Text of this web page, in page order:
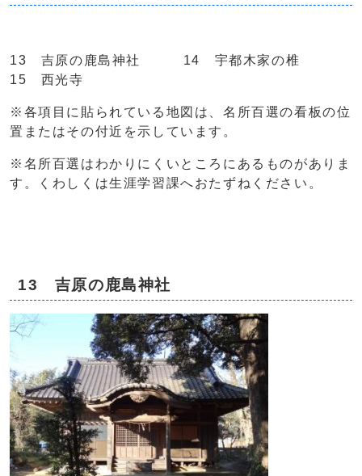
13 吉原の鹿島神社 14 宇都木家の椎
15 西光寺
※各項目に貼られている地図は、名所百選の看板の位
置またはその付近を示しています。
※名所百選はわかりにくいところにあるものがありま
す。くわしくは生涯学習課へおたずねください。
13 吉原の鹿島神社